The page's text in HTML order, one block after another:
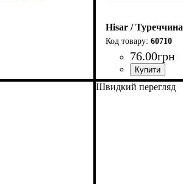
Hisar / Туреччина
60710
76.00грн
Швидкий перегляд